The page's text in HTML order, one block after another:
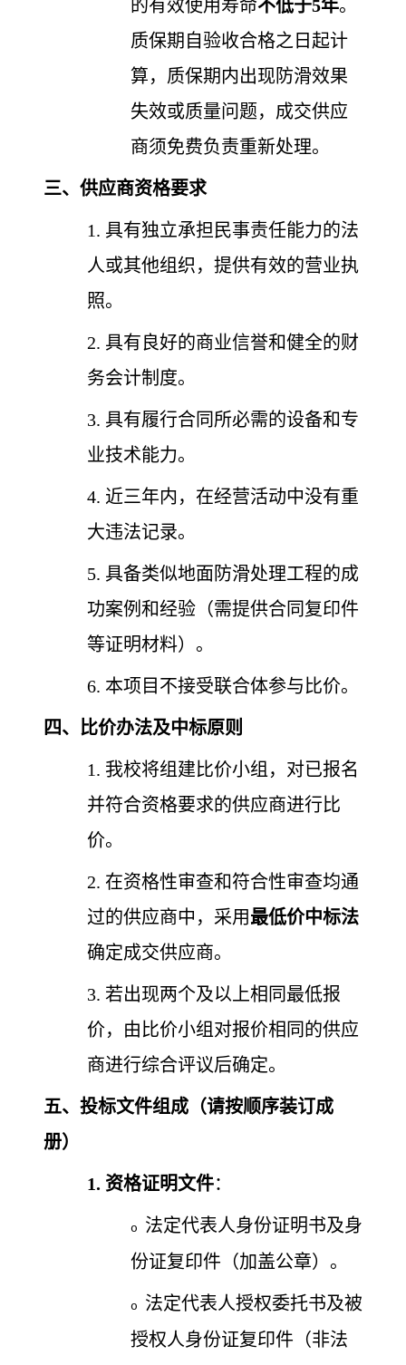
的有效使用寿命不低于5年。
质保期自验收合格之日起计
算，质保期内出现防滑效果
失效或质量问题，成交供应
商须免费负责重新处理。
三、供应商资格要求
1. 具有独立承担民事责任能力的法
人或其他组织，提供有效的营业执
照。
2. 具有良好的商业信誉和健全的财
务会计制度。
3. 具有履行合同所必需的设备和专
业技术能力。
4. 近三年内，在经营活动中没有重
大违法记录。
5. 具备类似地面防滑处理工程的成
功案例和经验（需提供合同复印件
等证明材料）。
6. 本项目不接受联合体参与比价。
四、比价办法及中标原则
1. 我校将组建比价小组，对已报名
并符合资格要求的供应商进行比
价。
2. 在资格性审查和符合性审查均通
过的供应商中，采用最低价中标法
确定成交供应商。
3. 若出现两个及以上相同最低报
价，由比价小组对报价相同的供应
商进行综合评议后确定。
五、投标文件组成（请按顺序装订成
册）
1. 资格证明文件：
o 法定代表人身份证明书及身
份证复印件（加盖公章）。
o 法定代表人授权委托书及被
授权人身份证复印件（非法